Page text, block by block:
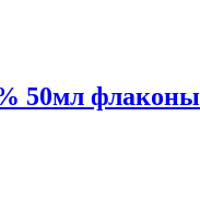
50мл флаконы